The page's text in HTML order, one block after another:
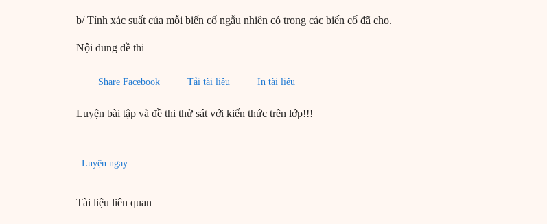
b/ Tính xác suất của mỗi biến cố ngẫu nhiên có trong các biến cố đã cho.
Nội dung đề thi
Share Facebook Tải tài liệu In tài liệu
Luyện bài tập và đề thi thử sát với kiến thức trên lớp!!!
Luyện ngay
Tài liệu liên quan